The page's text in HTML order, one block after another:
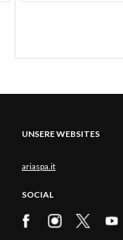
UNSERE WEBSITES
ariaspa.it
SOCIAL